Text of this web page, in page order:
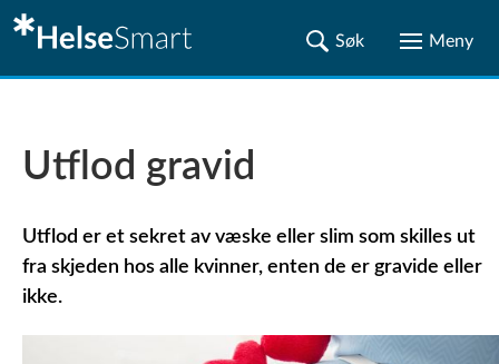
Utflod gravid
Utflod er et sekret av væske eller slim som skilles ut
fra skjeden hos alle kvinner, enten de er gravide eller
ikke.